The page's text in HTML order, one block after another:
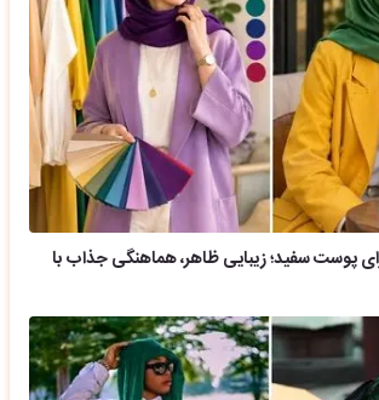
پوست سفید؛ زیبایی ظاهر، هماهنگی جذاب با